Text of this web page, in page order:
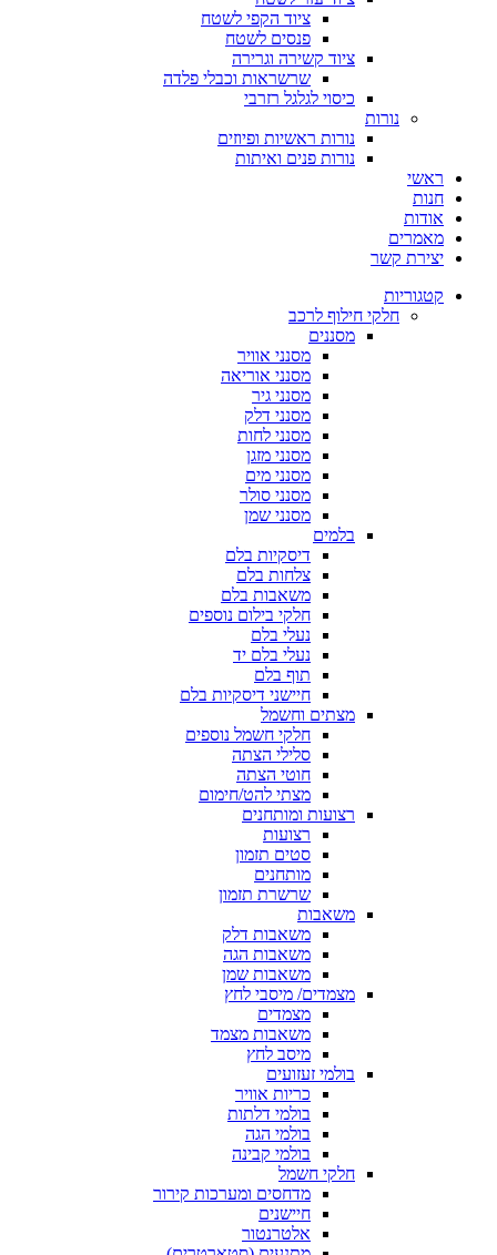
ציוד הקפי לשטח
פנסים לשטח
ציוד קשירה וגרירה
שרשראות וכבלי פלדה
כיסוי לגלגל רזרבי
נורות
נורות ראשיות ופיוזים
נורות פנים ואיתות
ראשי
חנות
אודות
מאמרים
יצירת קשר
קטגוריות
חלקי חילוף לרכב
מסננים
מסנני אוויר
מסנני אוריאה
מסנני גיר
מסנני דלק
מסנני לחות
מסנני מזגן
מסנני מים
מסנני סולר
מסנני שמן
בלמים
דיסקיות בלם
צלחות בלם
משאבות בלם
חלקי בילום נוספים
נעלי בלם
נעלי בלם יד
תוף בלם
חיישני דיסקיות בלם
מצתים וחשמל
חלקי חשמל נוספים
סלילי הצתה
חוטי הצתה
מצתי להט/חימום
רצועות ומותחנים
רצועות
סטים תזמון
מותחנים
שרשרת תזמון
משאבות
משאבות דלק
משאבות הגה
משאבות שמן
מצמדים/ מיסבי לחץ
מצמדים
משאבות מצמד
מיסב לחץ
בולמי זעזועים
כריות אוויר
בולמי דלתות
בולמי הגה
בולמי קבינה
חלקי חשמל
מדחסים ומערכות קירור
חיישנים
אלטרנטור